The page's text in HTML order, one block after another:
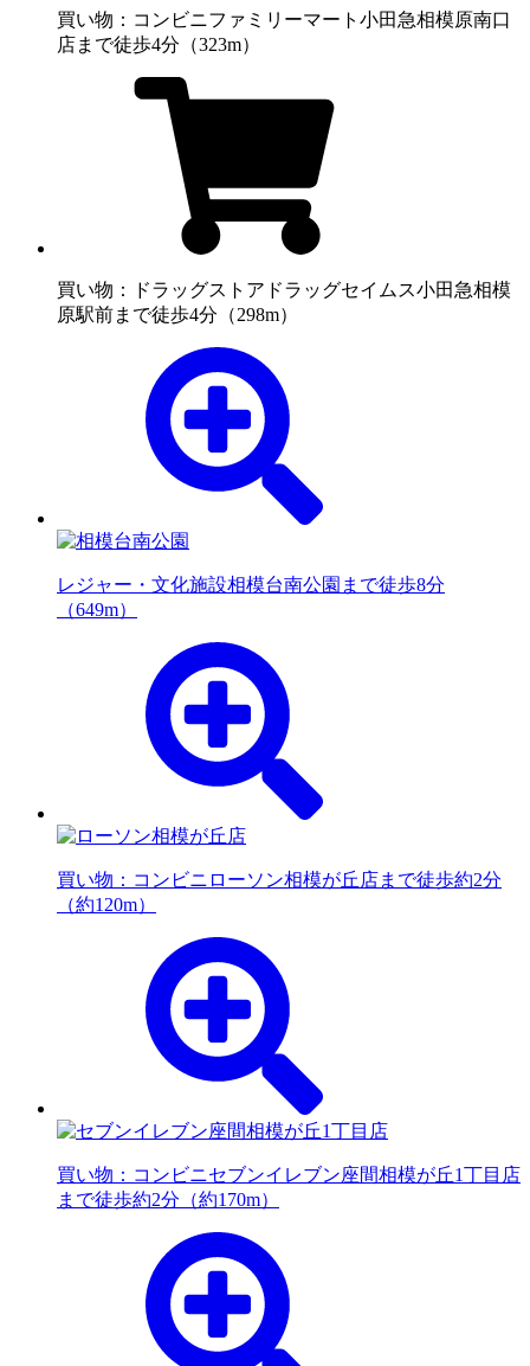
買い物：コンビニファミリーマート小田急相模原南口
店まで徒歩4分（323m）
買い物：ドラッグストア ドラッグセイムス小田急相模
原駅前まで徒歩4分（298m）
レジャー・文化施設相模台南公園まで徒歩8分
（649m）
買い物：コンビニ ローソン相模が丘店まで徒歩約2分
（約120m）
買い物：コンビニセブンイレブン座間相模が丘1丁目店
まで徒歩約2分（約170m）